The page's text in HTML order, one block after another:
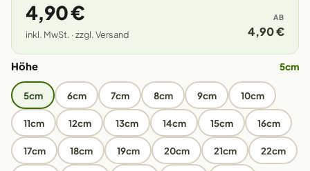
4,90 €
inkl. MwSt. · zzgl. Versand
AB
4,90 €
Höhe 5cm
5cm 6cm 7cm 8cm 9cm 10cm
11cm 12cm 13cm 14cm 15cm 16cm
17cm 18cm 19cm 20cm 21cm 22cm